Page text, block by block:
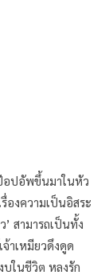
อปอัพขึ้นมาในหัว
องความเป็นอิสระ
สามารถเป็นทั้ง
าเหมียวดึงดูด
บในชีวิต หลงรัก